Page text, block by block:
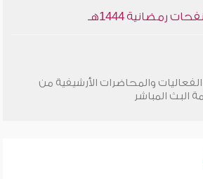
رمضانية 1444هـ
والمحاضرات الأرشيفية من
البث المباشر